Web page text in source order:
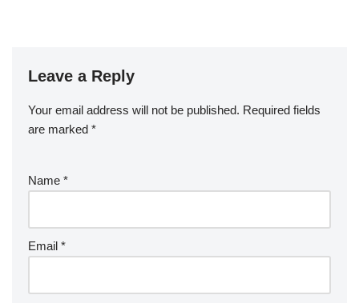
Leave a Reply
Your email address will not be published. Required fields
are marked *
Name *
Email *